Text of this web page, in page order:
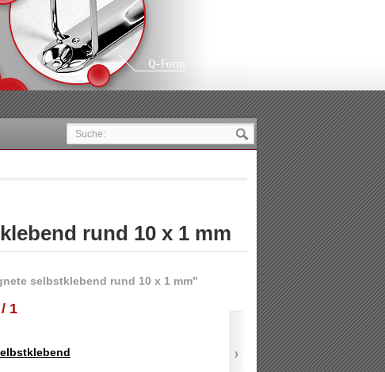
rund 10 x 1 mm
selbstklebend rund 10 x 1 mm"
1